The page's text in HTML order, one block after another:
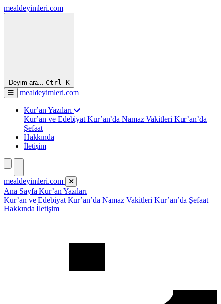
mealdeyimleri.com
Deyim ara... Ctrl K
mealdeyimleri.com
Kur’an Yazıları
Kur’an ve Edebiyat Kur’an’da Namaz Vakitleri Kur’an’da
Şefaat
Hakkında
İletişim
mealdeyimleri.com
Ana Sayfa Kur’an Yazıları
Kur’an ve Edebiyat Kur’an’da Namaz Vakitleri Kur’an’da Şefaat
Hakkında İletişim